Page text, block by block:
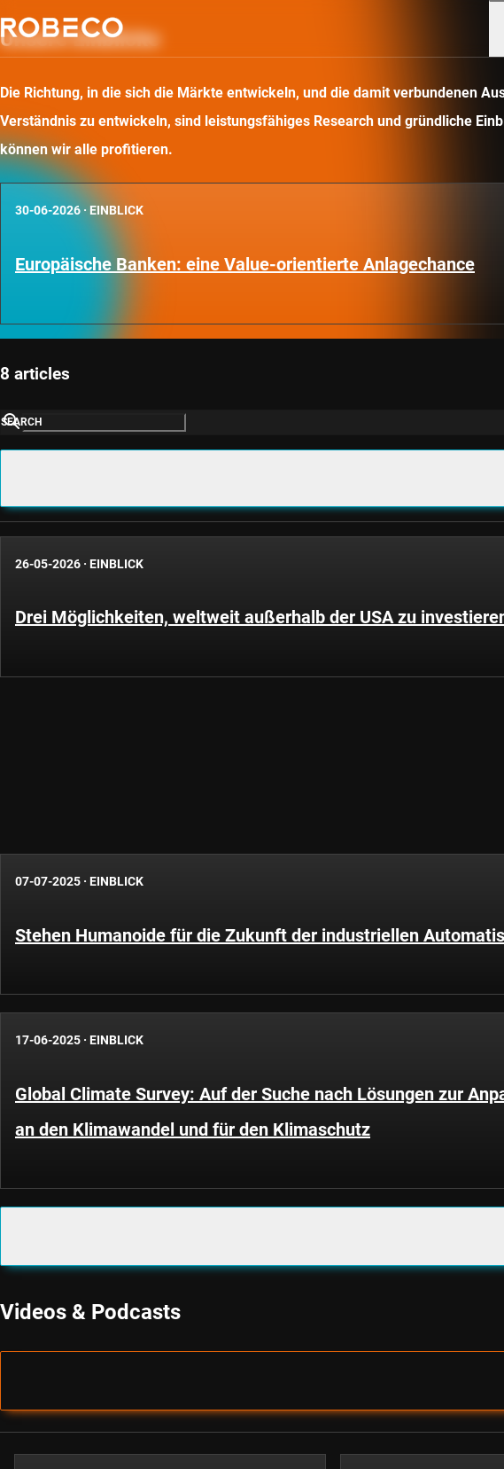
Unsere Einblicke
Die Richtung, in die sich die Märkte entwickeln, und die damit verbundenen
Verständnis zu entwickeln, sind leistungsfähiges Research und gründliche
können wir alle profitieren.
30-06-2026 · EINBLICK
Europäische Banken: eine Value-orientierte Anlagechance
8 articles
SEARCH
26-05-2026 · EINBLICK
Drei Möglichkeiten, weltweit außerhalb der USA zu
07-07-2025 · EINBLICK
Stehen Humanoide für die Zukunft der industriellen
17-06-2025 · EINBLICK
Global Climate Survey: Auf der Suche nach Lösungen zur
an den Klimawandel und für den Klimaschutz
Videos & Podcasts